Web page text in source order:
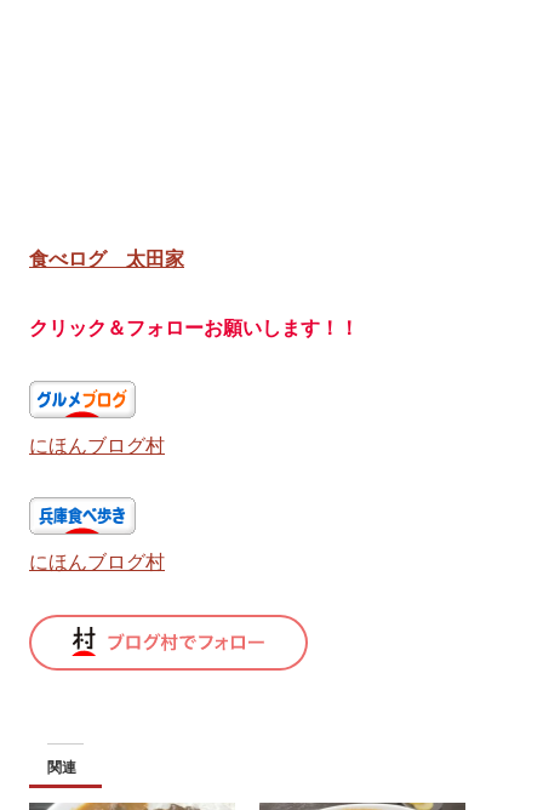
食べログ 太田家
クリック＆フォローお願いします！！
にほんブログ村
にほんブログ村
関連